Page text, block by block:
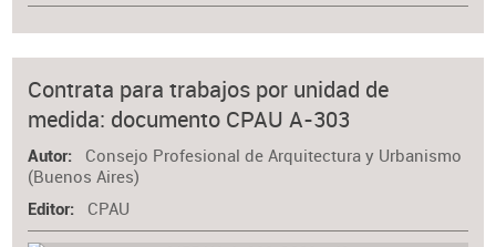
Contrata para trabajos por unidad de
medida: documento CPAU A-303
Autor
Consejo Profesional de Arquitectura y Urbanismo
(Buenos Aires)
Editor CPAU